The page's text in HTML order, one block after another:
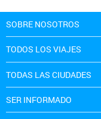
SOBRE NOSOTROS
TODOS LOS VIAJES
TODAS LAS CIUDADES
SER INFORMADO